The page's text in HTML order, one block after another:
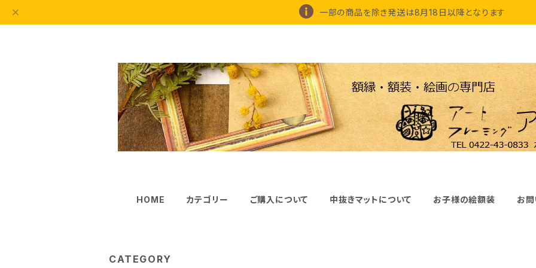
一部の商品を除き発送は8月18日以降となります
HOME カテゴリー ご購入について 中抜きマットについて お子様の絵額装 お
CATEGORY